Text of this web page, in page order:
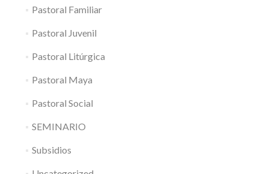
Pastoral Familiar
Pastoral Juvenil
Pastoral Litúrgica
Pastoral Maya
Pastoral Social
SEMINARIO
Subsidios